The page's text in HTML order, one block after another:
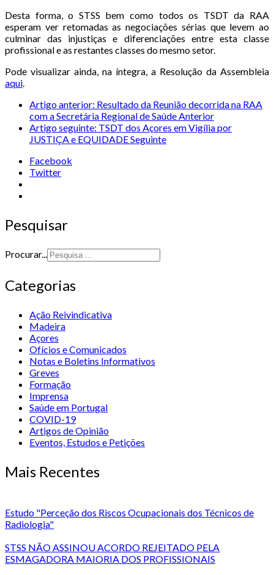
Desta forma, o STSS bem como todos os TSDT da RAA
esperam ver retomadas as negociações sérias que levem ao
culminar das injustiças e diferenciações entre esta classe
profissional e as restantes classes do mesmo setor.
Pode visualizar ainda, na íntegra, a Resolução da Assembleia
aqui
Artigo anterior: Resultado da Reunião decorrida na RAA
com a Secretária Regional de Saúde Anterior
Artigo seguinte: TSDT dos Açores em Vigília por
JUSTIÇA e EQUIDADESeguinte
Facebook
Twitter
Pesquisar
Procurar...
Categorias
Ação Reivindicativa
Madeira
Açores
Ofícios e Comunicados
Notas e Boletins Informativos
Greves
Formação
Imprensa
Saúde em Portugal
COVID-19
Artigos de Opinião
Eventos, Estudos e Petições
Mais Recentes
Estudo "Perceção dos Riscos Ocupacionais dos Técnicos de
Radiologia"
STSS NÃO ASSINOU ACORDO REJEITADO PELA
ESMAGADORA MAIORIA DOS PROFISSIONAIS